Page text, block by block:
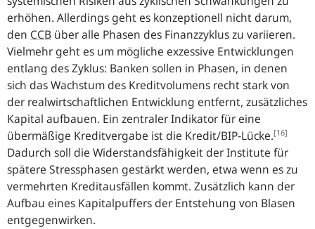
erhöhen. Allerdings geht es konzeptionell nicht darum,
den CCB über alle Phasen des Finanzzyklus zu variieren.
Vielmehr geht es um mögliche exzessive Entwicklungen
entlang des Zyklus: Banken sollen in Phasen, in denen
sich das Wachstum des Kreditvolumens recht stark von
der realwirtschaftlichen Entwicklung entfernt, zusätzliches
Kapital aufbauen. Ein zentraler Indikator für eine
übermäßige Kreditvergabe ist die Kredit/BIP-Lücke.[16]
Dadurch soll die Widerstandsfähigkeit der Institute für
spätere Stressphasen gestärkt werden, etwa wenn es zu
vermehrten Kreditausfällen kommt. Zusätzlich kann der
Aufbau eines Kapitalpuffers der Entstehung von Blasen
entgegenwirken.